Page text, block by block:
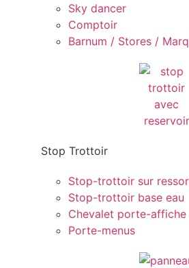
Sky dancer
Comptoir
Barnum / Stores /
Stop Trottoir
Stop-trottoir sur
Stop-trottoir base eau
Chevalet porte-affiche
Porte-menus